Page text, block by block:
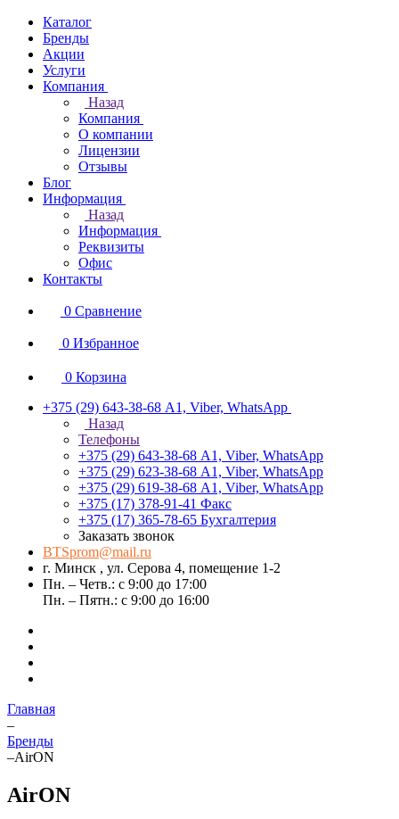
Каталог
Бренды
Акции
Услуги
Компания
Назад
Компания
О компании
Лицензии
Отзывы
Блог
Информация
Назад
Информация
Реквизиты
Офис
Контакты
0 Сравнение
0 Избранное
0 Корзина
+375 (29) 643-38-68 А1, Viber, WhatsApp
Назад
Телефоны
+375 (29) 643-38-68 А1, Viber, WhatsApp
+375 (29) 623-38-68 А1, Viber, WhatsApp
+375 (29) 619-38-68 А1, Viber, WhatsApp
+375 (17) 378-91-41 Факс
+375 (17) 365-78-65 Бухгалтерия
Заказать звонок
BTSprom@mail.ru
г. Минск , ул. Серова 4, помещение 1-2
Пн. – Четв.: с 9:00 до 17:00
Пн. – Пятн.: с 9:00 до 16:00
Главная
–
Бренды
–AirON
AirON